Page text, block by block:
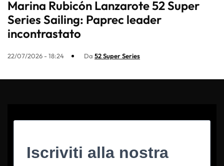
Marina Rubicón Lanzarote 52 Super
Series Sailing: Paprec leader
incontrastato
22/07/2026 - 18:24 Da 52 Super Series
Iscriviti alla nostra